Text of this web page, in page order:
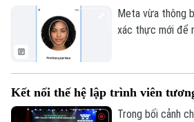
Meta vừa thông
xác thực mới để
Kết nối thế hệ lập trình viên
Trong bối cảnh